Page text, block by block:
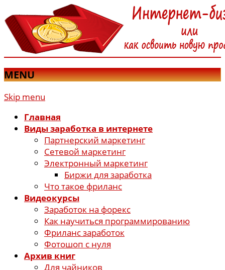
MENU
Skip menu
Главная
Виды заработка в интернете
Партнерский маркетинг
Сетевой маркетинг
Электронный маркетинг
Биржи для заработка
Что такое фриланс
Видеокурсы
Заработок на форекс
Как научиться программированию
Фриланс заработок
Фотошоп с нуля
Архив книг
Для чайников